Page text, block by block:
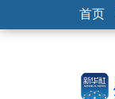
首页